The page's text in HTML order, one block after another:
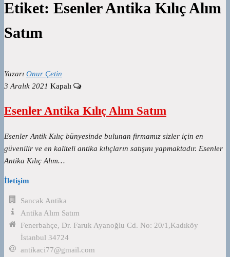
Etiket: Esenler Antika Kılıç Alım
Satım
Yazarı Onur Çetin
3 Aralık 2021 Kapalı
Esenler Antika Kılıç Alım Satım
Esenler Antik Kılıç bünyesinde bulunan firmamız sizler için en
güvenilir ve en kaliteli antika kılıçların satışını yapmaktadır. Esenler
Antika Kılıç Alım…
İletişim
Sancak Antika
Antika Alım Satım
Fenerbahçe, Dr. Faruk Ayanoğlu Cd. No: 20/1,Kadıköy
İstanbul 34724
antikaci77@gmail.com